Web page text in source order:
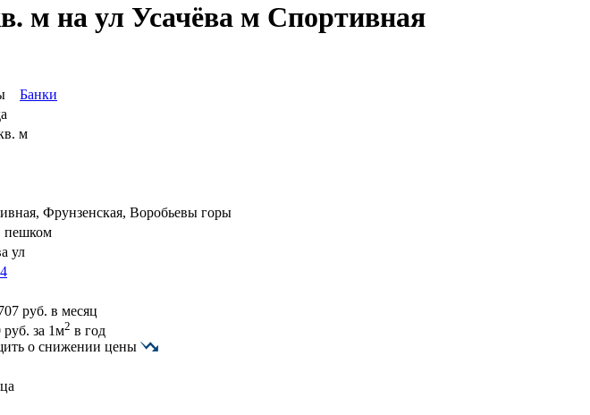
м на ул Усачёва м Спортивная
Банки
м
Фрунзенская, Воробьевы горы
пешком
ул
руб. в месяц
руб. за 1м2 в год
о снижении цены